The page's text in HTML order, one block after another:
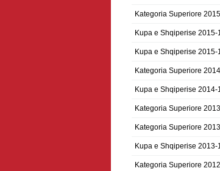
Kategoria Superiore
Kupa e Shqiperise 2015-
Kupa e Shqiperise 2015-
Kategoria Superiore
Kupa e Shqiperise 2014-
Kategoria Superiore
Kategoria Superiore
Kupa e Shqiperise 2013-
Kategoria Superiore